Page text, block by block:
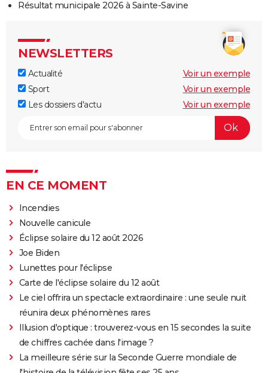
Résultat municipale 2026 à Sainte-Savine
NEWSLETTERS
Actualité
Voir un exemple
Sport
Voir un exemple
Les dossiers d'actu
Voir un exemple
EN CE MOMENT
Incendies
Nouvelle canicule
Éclipse solaire du 12 août 2026
Joe Biden
Lunettes pour l'éclipse
Carte de l'éclipse solaire du 12 août
Le ciel offrira un spectacle extraordinaire : une seule nuit
réunira deux phénomènes rares
Illusion d'optique : trouverez-vous en 15 secondes la suite
de chiffres cachée dans l'image ?
La meilleure série sur la Seconde Guerre mondiale de